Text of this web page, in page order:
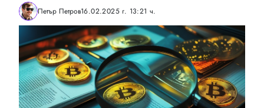
Петър Петров16.02.2025 г. 13:21 ч.